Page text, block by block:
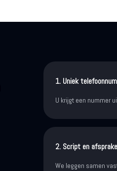
1. Uniek
U krijgt een nummer
2. Script en
We leggen samen